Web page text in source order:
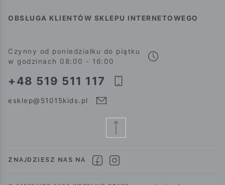
OBSŁUGA KLIENTÓW SKLEPU INTERNETOWEGO
Czynny od poniedziałku do piątku
w godzinach 08:00 - 16:00
+48 519 511 117
esklep@51015kids.pl
ZNAJDZIESZ NAS NA